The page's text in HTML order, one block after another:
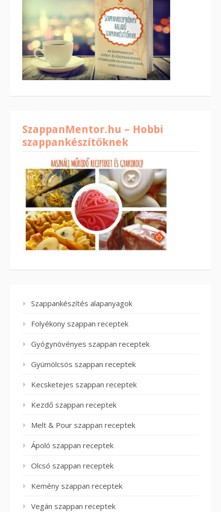
SzappanMentor.hu – Hobbi
szappankészítőknek
Szappankészítés alapanyagok
Folyékony szappan receptek
Gyógynövényes szappan receptek
Gyümölcsös szappan receptek
Kecsketejes szappan receptek
Kezdő szappan receptek
Melt & Pour szappan receptek
Ápoló szappan receptek
Olcsó szappan receptek
Kemény szappan receptek
Vegán szappan receptek